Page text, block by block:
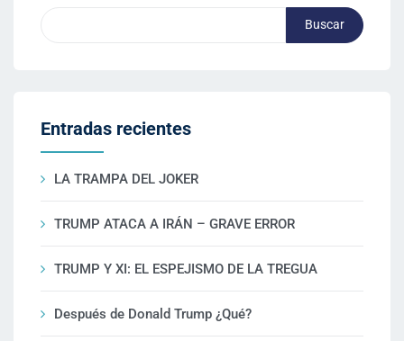
Buscar
Entradas recientes
LA TRAMPA DEL JOKER
TRUMP ATACA A IRÁN – GRAVE ERROR
TRUMP Y XI: EL ESPEJISMO DE LA TREGUA
Después de Donald Trump ¿Qué?